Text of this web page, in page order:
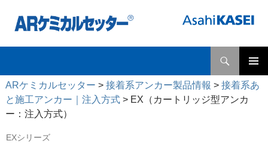
メインメ
ニュー
ン
テ
へ
ARケミカルセッター > 接着系アンカー製品情報 > 接着系あ
と施工アンカー｜注入方式> EX（カートリッジ型アンカ
ー：注入方式）
EXシリーズ